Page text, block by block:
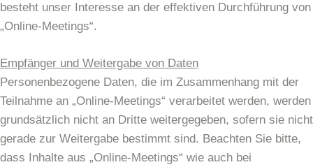
besteht unser Interesse an der effektiven Durchführung von
„Online-Meetings“.
Empfänger und Weitergabe von Daten
Personenbezogene Daten, die im Zusammenhang mit der
Teilnahme an „Online-Meetings“ verarbeitet werden, werden
grundsätzlich nicht an Dritte weitergegeben, sofern sie nicht
gerade zur Weitergabe bestimmt sind. Beachten Sie bitte,
dass Inhalte aus „Online-Meetings“ wie auch bei